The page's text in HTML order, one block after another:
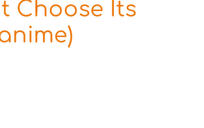
Choose Its